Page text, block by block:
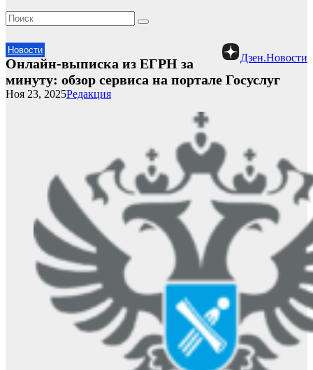
Новости
Дзен.Новости
Онлайн-выписка из ЕГРН за
минуту: обзор сервиса на портале Госуслуг
Редакция
Ноя 23, 2025